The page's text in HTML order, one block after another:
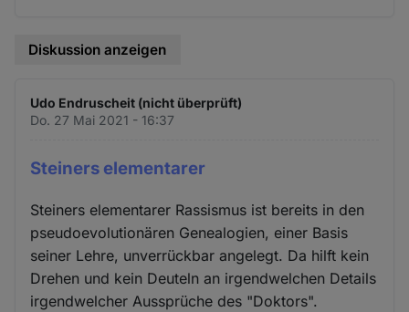
Diskussion anzeigen
Udo Endruscheit (nicht überprüft)
Do. 27 Mai 2021 - 16:37
Steiners elementarer
Steiners elementarer Rassismus ist bereits in den
pseudoevolutionären Genealogien, einer Basis
seiner Lehre, unverrückbar angelegt. Da hilft kein
Drehen und kein Deuteln an irgendwelchen Details
irgendwelcher Aussprüche des "Doktors".